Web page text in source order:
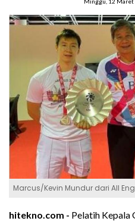
Marcus/Kevin Mundur dari All
hitekno.com - Pelatih Kepala